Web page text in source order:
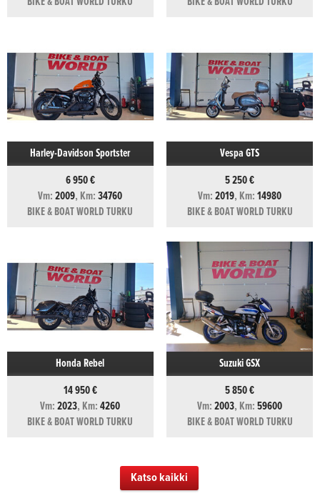
Harley-Davidson Sportster
6 950 €
Vm:2009, Km:34760
BIKE & BOAT WORLD TURKU
Vespa GTS
5 250 €
Vm:2019, Km:14980
BIKE & BOAT WORLD TURKU
Honda Rebel
14 950 €
Vm:2023, Km:4260
BIKE & BOAT WORLD TURKU
Suzuki GSX
5 850 €
Vm:2003, Km:59600
BIKE & BOAT WORLD TURKU
Katso kaikki